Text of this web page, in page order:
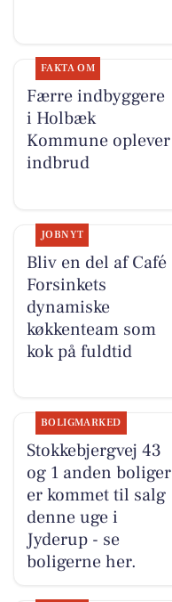
FAKTA OM
Færre indbyggere
i Holbæk
Kommune oplever
indbrud
JOBNYT
Bliv en del af Café
Forsinkets
dynamiske
køkkenteam som
kok på fuldtid
BOLIGMARKED
Stokkebjergvej 43
og 1 anden boliger
er kommet til salg
denne uge i
Jyderup - se
boligerne her.